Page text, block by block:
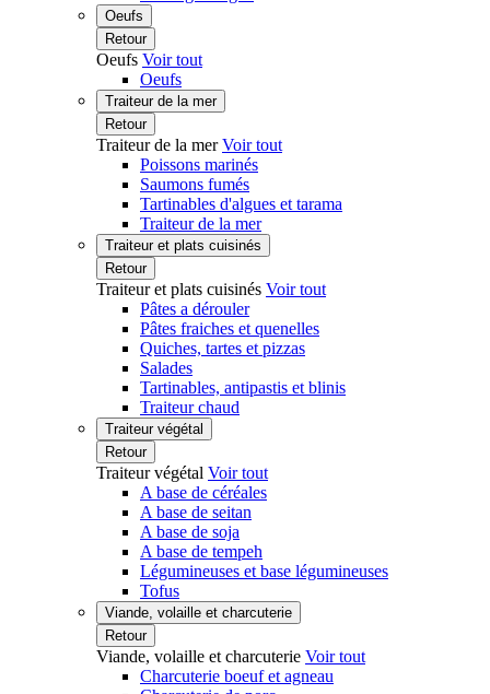
Oeufs
Retour
Oeufs Voir tout
Oeufs
Traiteur de la mer
Retour
Traiteur de la merVoir tout
Poissons marinés
Saumons fumés
Tartinables d'algues et tarama
Traiteur de la mer
Traiteur et plats cuisinés
Retour
Traiteur et plats cuisinés Voir tout
Pâtes a dérouler
Pâtes fraiches et quenelles
Quiches, tartes et pizzas
Salades
Tartinables, antipastis et blinis
Traiteur chaud
Traiteur végétal
Retour
Traiteur végétal Voir tout
A base de céréales
A base de seitan
A base de soja
A base de tempeh
Légumineuses et base légumineuses
Tofus
Viande, volaille et charcuterie
Retour
Viande, volaille et charcuterie Voir tout
Charcuterie boeuf et agneau